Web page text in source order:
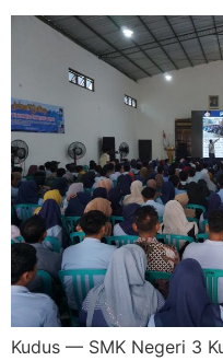
Kudus — SMK Negeri 3